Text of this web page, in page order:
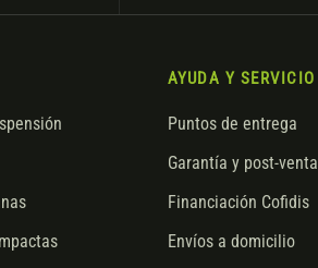
AYUDA Y SERVICIO
Puntos de entrega
Garantía y post-venta
Financiación Cofidis
Envíos a domicilio